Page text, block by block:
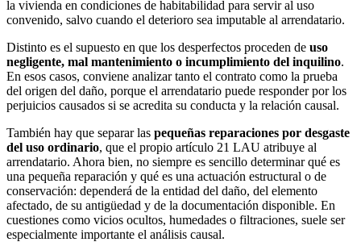
la vivienda en condiciones de habitabilidad para servir al uso
convenido, salvo cuando el deterioro sea imputable al arrendatario.
Distinto es el supuesto en que los desperfectos proceden de uso
negligente, mal mantenimiento o incumplimiento del inquilino.
En esos casos, conviene analizar tanto el contrato como la prueba
del origen del daño, porque el arrendatario puede responder por los
perjuicios causados si se acredita su conducta y la relación causal.
También hay que separar las pequeñas reparaciones por desgaste
del uso ordinario, que el propio artículo 21 LAU atribuye al
arrendatario. Ahora bien, no siempre es sencillo determinar qué es
una pequeña reparación y qué es una actuación estructural o de
conservación: dependerá de la entidad del daño, del elemento
afectado, de su antigüedad y de la documentación disponible. En
cuestiones como vicios ocultos, humedades o filtraciones, suele ser
especialmente importante el análisis causal.